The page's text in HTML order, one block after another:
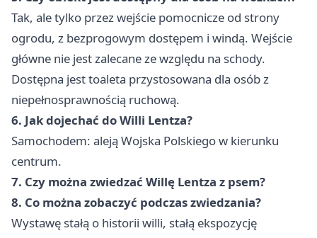
Tak, ale tylko przez wejście pomocnicze od strony
ogrodu, z bezprogowym dostępem i windą. Wejście
główne nie jest zalecane ze względu na schody.
Dostępna jest toaleta przystosowana dla osób z
niepełnosprawnością ruchową.
6. Jak dojechać do Willi Lentza?
Samochodem: aleją Wojska Polskiego w kierunku
centrum.
7. Czy można zwiedzać Willę Lentza z psem?
8. Co można zobaczyć podczas zwiedzania?
Wystawę stałą o historii willi, stałą ekspozycję